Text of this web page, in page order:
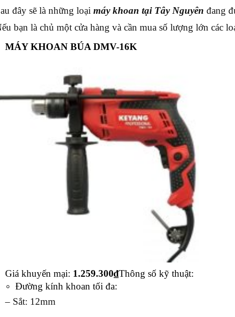
đây sẽ là những loại máy khoan tại Tây Nguyên đang
bạn là chủ một cửa hàng và cần mua số lượng lớn các
MÁY KHOAN BÚA DMV-16K
Giá khuyến mại: 1.259.300₫Thông số kỹ thuật:
Đường kính khoan tối đa:
– Sắt: 12mm